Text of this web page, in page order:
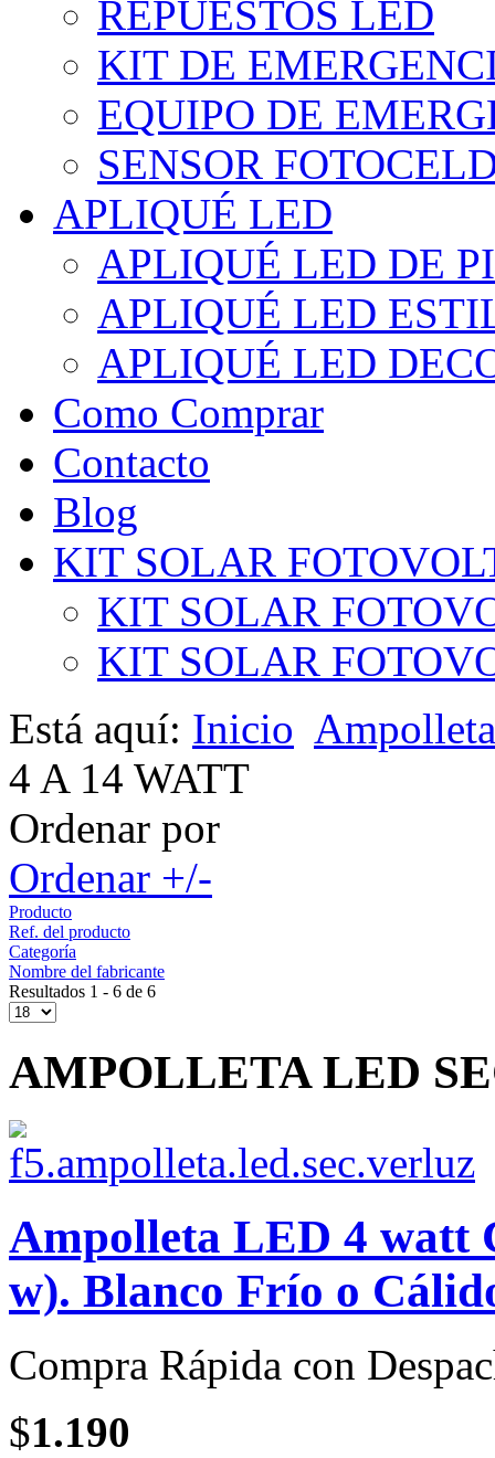
REPUESTOS LED
KIT DE
EQUIPO DE
SENSOR
APLIQUÉ LED
APLIQUÉ LED DE
APLIQUÉ LED
APLIQUÉ LED
Como Comprar
Contacto
Blog
KIT SOLAR
KIT SOLAR
KIT SOLAR
Está aquí: Inicio
4 A 14 WATT
Ordenar por
Ordenar +/-
Producto
Ref. del producto
Categoría
Nombre del fabricante
Resultados 1 - 6 de 6
AMPOLLETA LED
Ampolleta LED 4 watt
w). Blanco Frío o
Compra Rápida con
$1.190